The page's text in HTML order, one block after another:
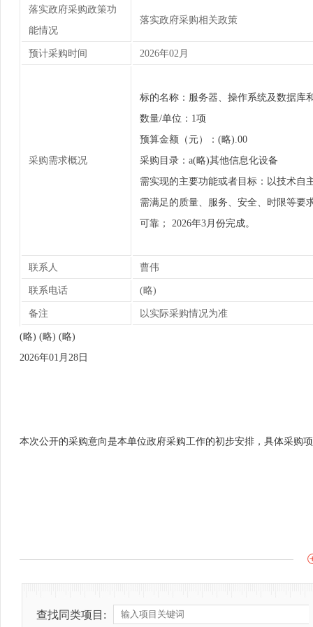
落实政府采购政策功
能情况
落实政府采购相关政策
预计采购时间 2026年02月
采购需求概况
标的名称：服务器、操作系统及数据库
数量/单位：1项
预算金额（元）：(略).00
采购目录：a(略)其他信息化设备
需实现的主要功能或者目标：以技术自
需满足的质量、服务、安全、时限等要
可靠； 2026年3月份完成。
联系人 曹伟
联系电话 (略)
备注 以实际采购情况为准
(略) (略) (略)
2026年01月28日
本次公开的采购意向是本单位政府采购工作的初步安排，具体采购
查找同类项目: